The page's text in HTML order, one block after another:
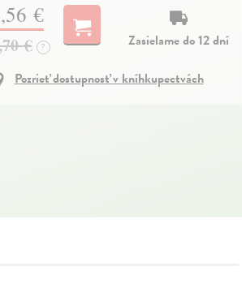
€
€ ?
Zasielame do 12 dní
Pozrieť dostupnosť v kníhkupectvách